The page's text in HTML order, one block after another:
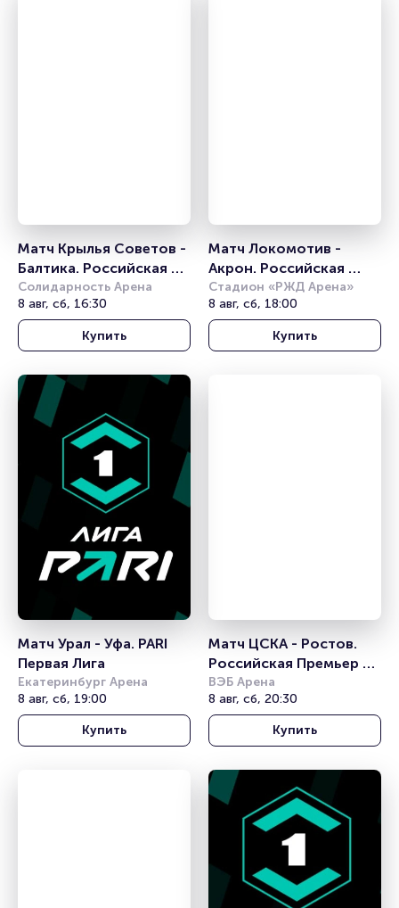
Матч Крылья Советов -
Балтика. Российская
Премьер Лига
Солидарность Арена
8 авг, сб, 16:30
Купить
Матч Локомотив -
Акрон. Российская
Премьер Лига
Стадион «РЖД Арена»
8 авг, сб, 18:00
Купить
Матч Урал - Уфа. PARI
Первая Лига
Екатеринбург Арена
8 авг, сб, 19:00
Купить
Матч ЦСКА - Ростов.
Российская Премьер
Лига
ВЭБ Арена
8 авг, сб, 20:30
Купить